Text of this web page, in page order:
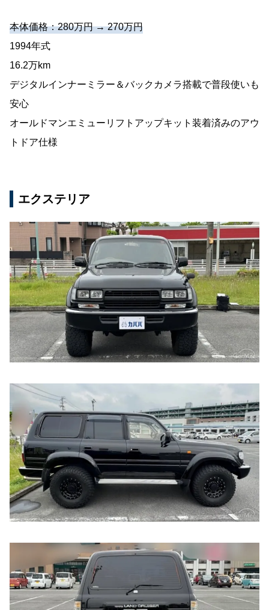
本体価格：280万円 → 270万円
1994年式
16.2万km
デジタルインナーミラー＆バックカメラ搭載で普段使いも
安心
オールドマンエミューリフトアップキット装着済みのアウ
トドア仕様
エクステリア